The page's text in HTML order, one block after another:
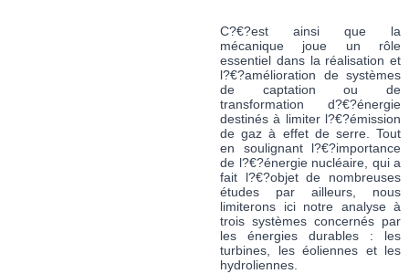
C?€?est ainsi que la
mécanique joue un rôle
essentiel dans la réalisation et
l?€?amélioration de systèmes
de captation ou de
transformation d?€?énergie
destinés à limiter l?€?émission
de gaz à effet de serre. Tout
en soulignant l?€?importance
de l?€?énergie nucléaire, qui a
fait l?€?objet de nombreuses
études par ailleurs, nous
limiterons ici notre analyse à
trois systèmes concernés par
les énergies durables : les
turbines, les éoliennes et les
hydroliennes.